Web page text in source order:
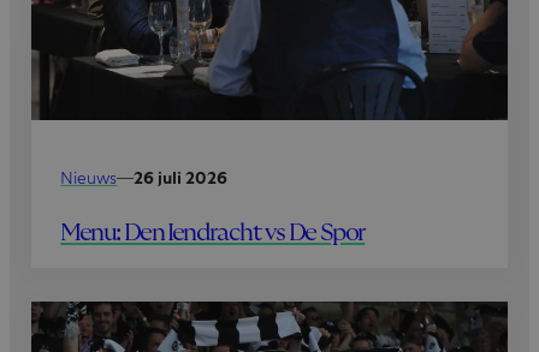
Nieuws—26 juli 2026
Menu: Den Iendracht vs De Spor